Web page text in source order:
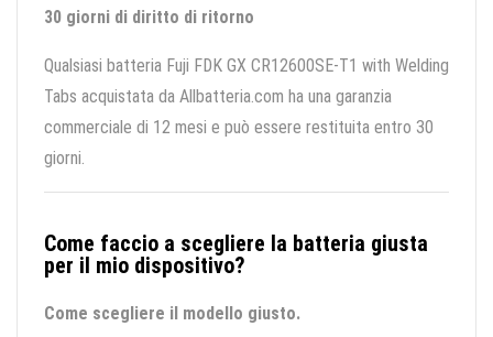
30 giorni di diritto di ritorno
Qualsiasi batteria Fuji FDK GX CR12600SE-T1 with Welding
Tabs acquistata da Allbatteria.com ha una garanzia
commerciale di 12 mesi e può essere restituita entro 30
giorni.
Come faccio a scegliere la batteria giusta
per il mio dispositivo?
Come scegliere il modello giusto.